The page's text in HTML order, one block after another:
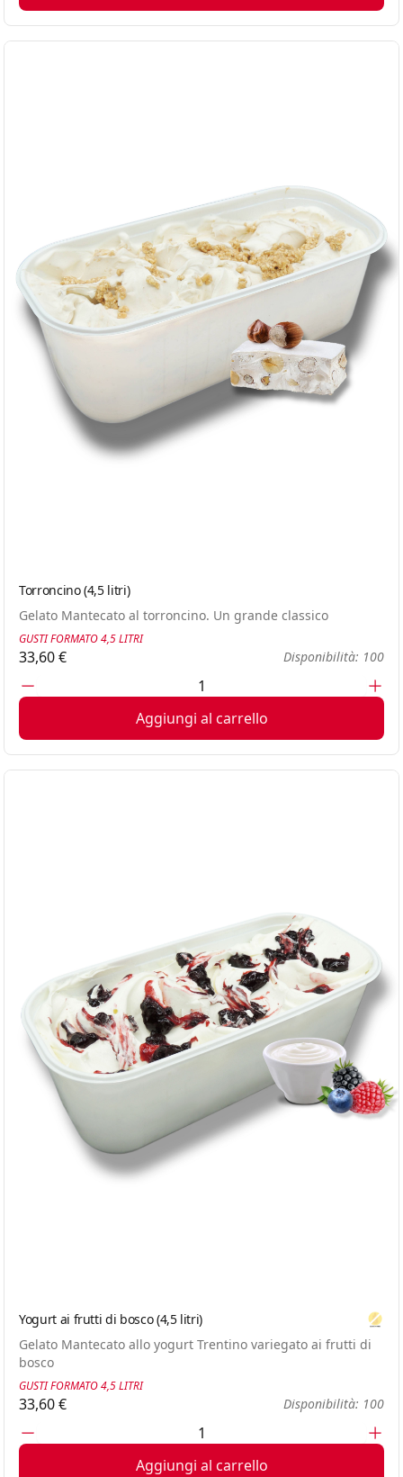
Torroncino (4,5 litri)
Gelato Mantecato al torroncino. Un grande classico
GUSTI FORMATO 4,5 LITRI
33,60 € Disponibilità: 100
Aggiungi al carrello
Yogurt ai frutti di bosco (4,5 litri)
Gelato Mantecato allo yogurt Trentino variegato ai frutti di
bosco
GUSTI FORMATO 4,5 LITRI
33,60 € Disponibilità: 100
Aggiungi al carrello